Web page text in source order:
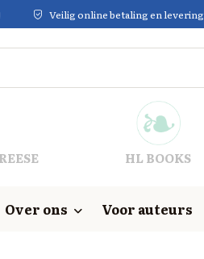
Veilig online betaling en levering
HL BOOKS
Over ons Voor auteurs